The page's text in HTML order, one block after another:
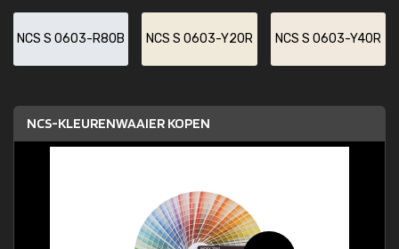
NCS S 0603-R80B NCS S 0603-Y20R NCS S 0603-Y40R
NCS-KLEURENWAAIER KOPEN